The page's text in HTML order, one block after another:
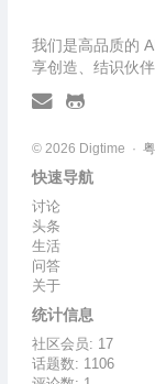
我们是高品质的
享创造、结识伙
© 2026 Digtime ·
快速导航
讨论
头条
生活
问答
关于
统计信息
社区会员: 17
话题数: 1106